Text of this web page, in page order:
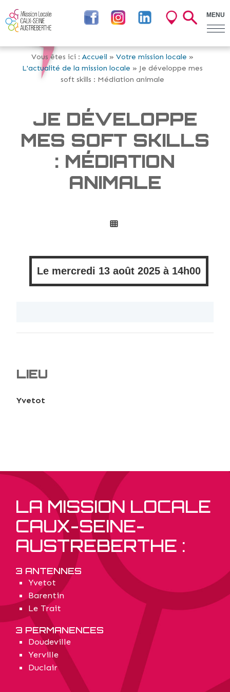
MENU
Vous êtes ici : Accueil » Votre mission locale »
L'actualité de la mission locale » Je développe mes
soft skills : Médiation animale
JE DÉVELOPPE
MES SOFT SKILLS
: MÉDIATION
ANIMALE
Le mercredi 13 août 2025 à 14h00
LIEU
Yvetot
LA MISSION LOCALE
CAUX-SEINE-
AUSTREBERTHE :
3 ANTENNES
Yvetot
Barentin
Le Trait
3 PERMANENCES
Doudeville
Yerville
Duclair